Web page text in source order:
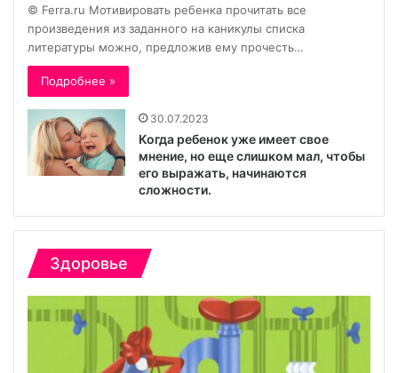
© Ferra.ru Мотивировать ребенка прочитать все
произведения из заданного на каникулы списка
литературы можно, предложив ему прочесть…
Подробнее »
30.07.2023
Когда ребенок уже имеет свое
мнение, но еще слишком мал, чтобы
его выражать, начинаются
сложности.
Здоровье